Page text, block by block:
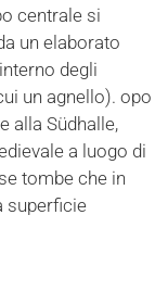
centrale si
un elaborato
degli
un agnello). opo
alla Südhalle,
a luogo di
tombe che in
superficie